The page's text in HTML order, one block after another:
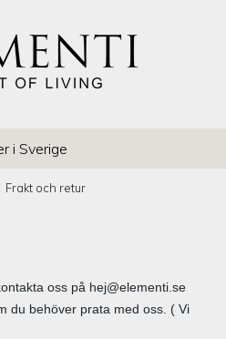
i Sverige
Frakt och retur
oss på hej@elementi.se
du behöver prata med oss. ( Vi